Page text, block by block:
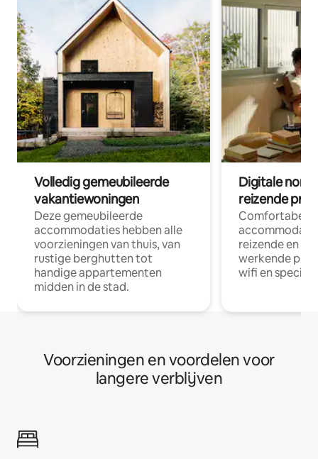
Volledig gemeubileerde
vakantiewoningen
Deze gemeubileerde
accommodaties hebben alle
voorzieningen van thuis, van
rustige berghutten tot
handige appartementen
midden in de stad.
Digitale
reizende
Comfortabele
reizende en
werkende
wifi en
Voorzieningen en voordelen voor
langere verblijven